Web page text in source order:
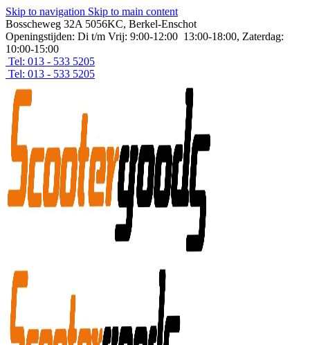
Skip to navigation Skip to main content
Bosscheweg 32A 5056KC, Berkel-Enschot
Openingstijden: Di t/m Vrij: 9:00-12:00 13:00-18:00, Zaterdag:
10:00-15:00
Tel: 013 - 533 5205
Tel: 013 - 533 5205